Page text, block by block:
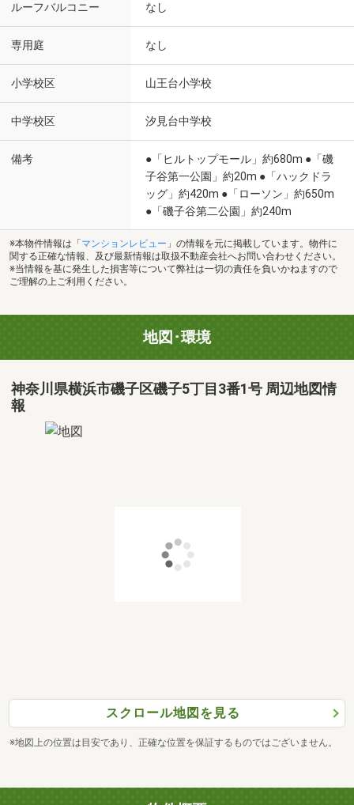
ルーフバルコニー なし
専用庭 なし
小学校区 山王台小学校
中学校区 汐見台中学校
備考
●「ヒルトップモール」約680m ●「磯
子谷第一公園」約20m ●「ハックドラ
ッグ」約420m ●「ローソン」約650m
●「磯子谷第二公園」約240m
※本物件情報は「 マンションレビュー 」の情報を元に掲載しています。物件に
関する正確な情報、及び最新情報は取扱不動産会社へお問い合わせください。
※当情報を基に発生した損害等について弊社は一切の責任を負いかねますので
ご理解の上ご利用ください。
地図･環境
神奈川県横浜市磯子区磯子5丁目3番1号 周辺地図情
報
スクロール地図を見る
※地図上の位置は目安であり、正確な位置を保証するものではございません。